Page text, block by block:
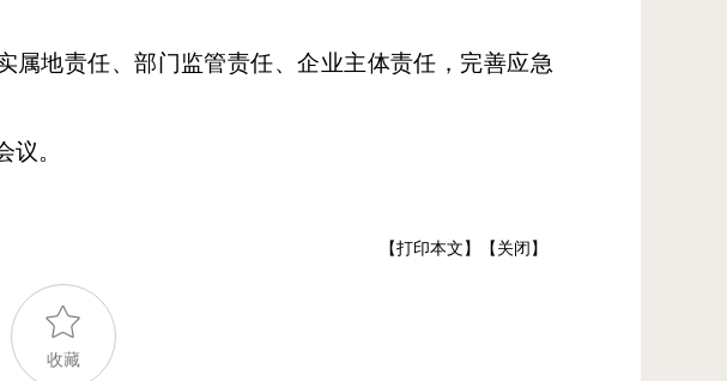
属地责任、部门监管责任、企业主体责任，完善应急
议。
【打印本文】 【关闭】
收藏